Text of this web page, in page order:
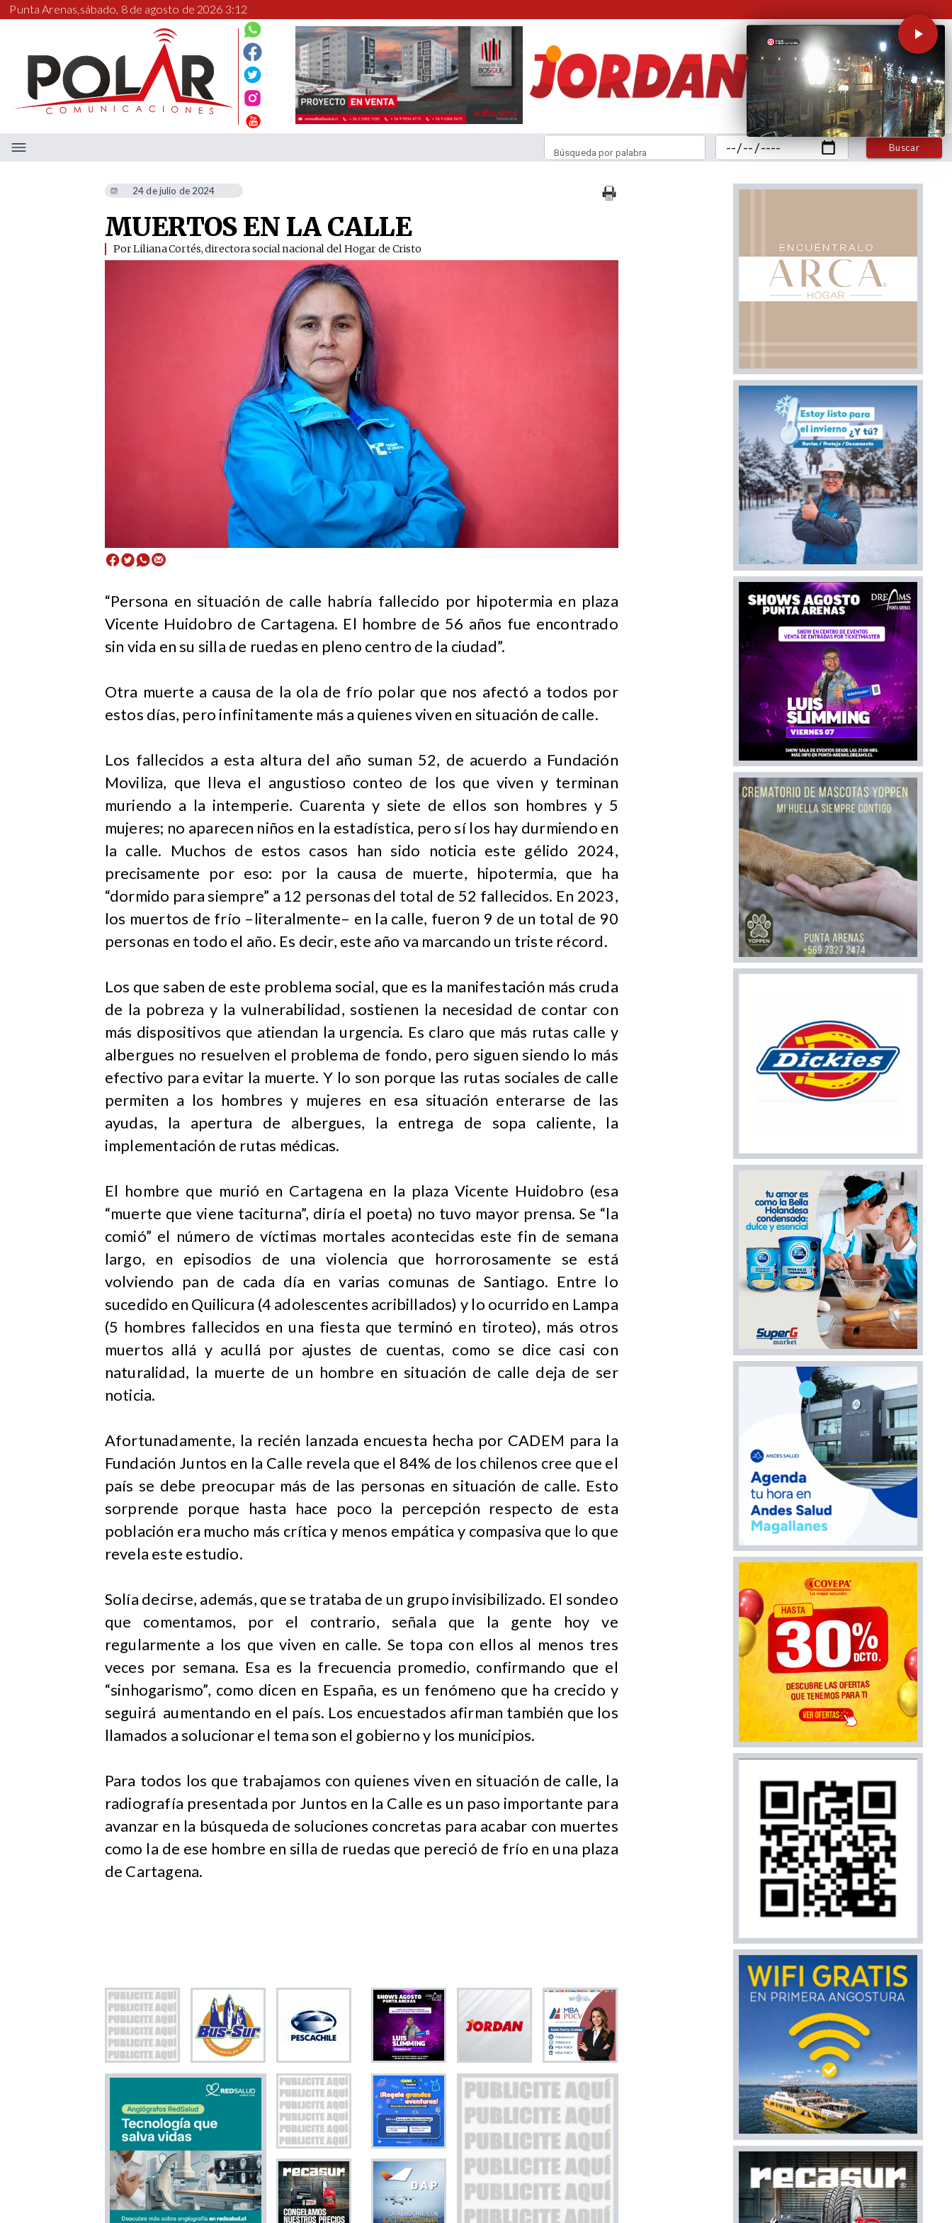
Punta Arenas,sábado, 8 de agosto de 2026 3:12
Buscar
Búsqueda por palabra
24 de julio de 2024
MUERTOS EN LA CALLE
​Por Liliana Cortés, directora social nacional del Hogar de Cristo
“Persona en situación de calle habría fallecido por hipotermia en plaza
Vicente Huidobro de Cartagena. El hombre de 56 años fue encontrado
sin vida en su silla de ruedas en pleno centro de la ciudad”.
Otra muerte a causa de la ola de frío polar que nos afectó a todos por
estos días, pero infinitamente más a quienes viven en situación de calle.
Los fallecidos a esta altura del año suman 52, de acuerdo a Fundación
Moviliza, que lleva el angustioso conteo de los que viven y terminan
muriendo a la intemperie. Cuarenta y siete de ellos son hombres y 5
mujeres; no aparecen niños en la estadística, pero sí los hay durmiendo en
la calle. Muchos de estos casos han sido noticia este gélido 2024,
precisamente por eso: por la causa de muerte, hipotermia, que ha
“dormido para siempre” a 12 personas del total de 52 fallecidos. En 2023,
los muertos de frío –literalmente– en la calle, fueron 9 de un total de 90
personas en todo el año. Es decir, este año va marcando un triste récord.
Los que saben de este problema social, que es la manifestación más cruda
de la pobreza y la vulnerabilidad, sostienen la necesidad de contar con
más dispositivos que atiendan la urgencia. Es claro que más rutas calle y
albergues no resuelven el problema de fondo, pero siguen siendo lo más
efectivo para evitar la muerte. Y lo son porque las rutas sociales de calle
permiten a los hombres y mujeres en esa situación enterarse de las
ayudas, la apertura de albergues, la entrega de sopa caliente, la
implementación de rutas médicas.
El hombre que murió en Cartagena en la plaza Vicente Huidobro (esa
“muerte que viene taciturna”, diría el poeta) no tuvo mayor prensa. Se “la
comió” el número de víctimas mortales acontecidas este fin de semana
largo, en episodios de una violencia que horrorosamente se está
volviendo pan de cada día en varias comunas de Santiago. Entre lo
sucedido en Quilicura (4 adolescentes acribillados) y lo ocurrido en Lampa
(5 hombres fallecidos en una fiesta que terminó en tiroteo), más otros
muertos allá y acullá por ajustes de cuentas, como se dice casi con
naturalidad, la muerte de un hombre en situación de calle deja de ser
noticia.
Afortunadamente, la recién lanzada encuesta hecha por CADEM para la
Fundación Juntos en la Calle revela que el 84% de los chilenos cree que el
país se debe preocupar más de las personas en situación de calle. Esto
sorprende porque hasta hace poco la percepción respecto de esta
población era mucho más crítica y menos empática y compasiva que lo que
revela este estudio.
Solía decirse, además, que se trataba de un grupo invisibilizado. El sondeo
que comentamos, por el contrario, señala que la gente hoy ve
regularmente a los que viven en calle. Se topa con ellos al menos tres
veces por semana. Esa es la frecuencia promedio, confirmando que el
“sinhogarismo”, como dicen en España, es un fenómeno que ha crecido y
seguirá aumentando en el país. Los encuestados afirman también que los
llamados a solucionar el tema son el gobierno y los municipios.
Para todos los que trabajamos con quienes viven en situación de calle, la
radiografía presentada por Juntos en la Calle es un paso importante para
avanzar en la búsqueda de soluciones concretas para acabar con muertes
como la de ese hombre en silla de ruedas que pereció de frío en una plaza
de Cartagena.